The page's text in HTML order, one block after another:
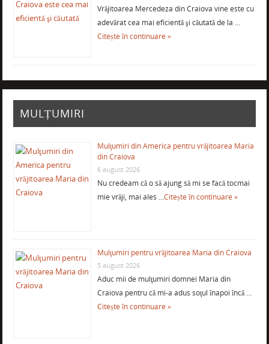
Vrăjitoarea Mercedeza din Craiova vine este cu
adevărat cea mai eficientă şi căutată de la …
Citește în continuare »
MULȚUMIRI
Mulţumiri din America pentru vrăjitoarea Maria
din Craiova
6 august 2026
Nu credeam că o să ajung să mi se facă tocmai
mie vrăji, mai ales …Citește în continuare »
Mulţumiri pentru vrăjitoarea Maria din Craiova
5 august 2026
Aduc mii de mulţumiri domnei Maria din
Craiova pentru că mi-a adus soţul înapoi încă …
Citește în continuare »